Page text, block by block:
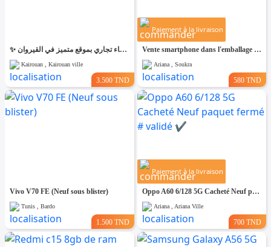
✨ للّكراء فضاء تجاري بموقع متميز في القيروان ✨
Kairouan , Kairouan ville
3.500 TND
Paiement à la livraison
Vente smartphone dans l'emballage HONOR X7d 5G
Ariana , Soukra
580 TND
Vivo V70 FE (Neuf sous blister)
Tunis , Bardo
1.500 TND
Paiement à la livraison
Oppo A60 6/128 5G Cacheté Neuf paquet fermé # validé ✔️
Ariana , Ariana Ville
700 TND